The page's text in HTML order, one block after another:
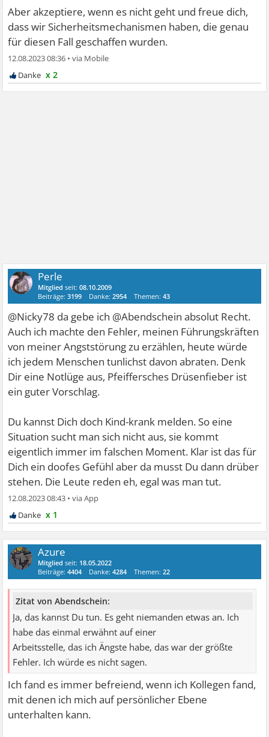
Aber akzeptiere, wenn es nicht geht und freue dich,
dass wir Sicherheitsmechanismen haben, die genau
für diesen Fall geschaffen wurden.
12.08.2023 08:36 •
x 2
Perle
Mitglied seit:08.10.2009
Beiträge:3199 Danke:2954 Themen:43
@Nicky78 da gebe ich @Abendschein absolut Recht.
Auch ich machte den Fehler, meinen Führungskräften
von meiner Angststörung zu erzählen, heute würde
ich jedem Menschen tunlichst davon abraten. Denk
Dir eine Notlüge aus, Pfeiffersches Drüsenfieber ist
ein guter Vorschlag.
Du kannst Dich doch Kind-krank melden. So eine
Situation sucht man sich nicht aus, sie kommt
eigentlich immer im falschen Moment. Klar ist das für
Dich ein doofes Gefühl aber da musst Du dann drüber
stehen. Die Leute reden eh, egal was man tut.
12.08.2023 08:43 •
x 1
Azure
Mitglied seit: 18.05.2022
Beiträge:4404 Danke:4284 Themen:22
Zitat von Abendschein:
Ja, das kannst Du tun. Es geht niemanden etwas an. Ich
habe das einmal erwähnt auf einer
Arbeitsstelle, das ich Ängste habe, das war der größte
Fehler. Ich würde es nicht sagen.
Ich fand es immer befreiend, wenn ich Kollegen fand,
mit denen ich mich auf persönlicher Ebene
unterhalten kann.